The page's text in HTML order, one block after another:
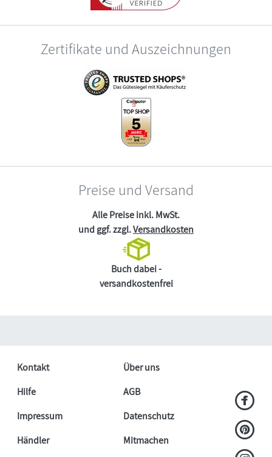
Zertifikate und Auszeichnungen
Preise und Versand
Alle Preise inkl. MwSt.
und ggf. zzgl.Versandkosten
Buch dabei -
versandkostenfrei
Kontakt
Über uns
Hilfe
AGB
Impressum
Datenschutz
Händler
Mitmachen